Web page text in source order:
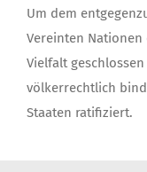
Um dem
Vereinten
Vielfalt geschlossen
völkerrechtlich
Staaten ratifiziert.